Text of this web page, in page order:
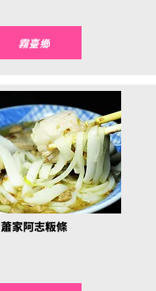
霧臺鄉
蕭家阿志粄條